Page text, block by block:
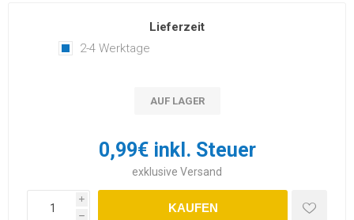
Lieferzeit
2-4 Werktage
AUF LAGER
0,99€ inkl. Steuer
exklusive Versand
i
h
KAUFEN